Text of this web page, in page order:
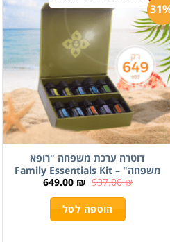
דוטרה ערכת משפחה "רופא
משפחה" – Family Essentials Kit
937.00₪
649.00 ₪
הוספה לסל